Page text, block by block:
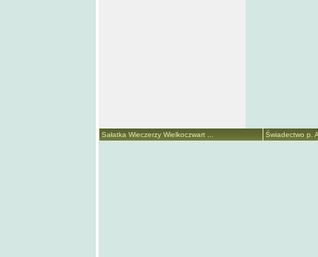
Sałatka Wieczerzy Wielkoczwart ... Świadectwo p.